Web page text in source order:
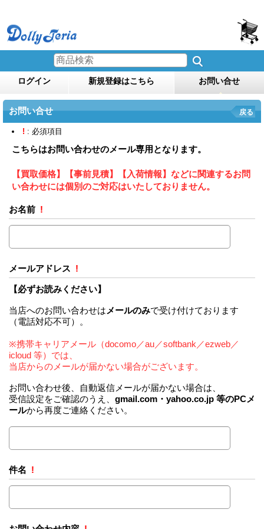
ログイン 新規登録はこちら お問い合せ
お問い合せ 戻る
! : 必須項目
こちらはお問い合わせのメール専用となります。
【買取価格】【事前見積】【入荷情報】などに関連するお問
い合わせには個別のご対応はいたしておりません。
お名前 !
メールアドレス !
【必ずお読みください】
当店へのお問い合わせは メールのみで受け付けております
（電話対応不可）。
※携帯キャリアメール（docomo／au／softbank／ezweb／
icloud 等）では、
当店からのメールが届かない場合がございます。
お問い合わせ後、自動返信メールが届かない場合は、
受信設定をご確認のうえ、 gmail.com・yahoo.co.jp 等のPCメ
ールから再度ご連絡ください。
件名 !